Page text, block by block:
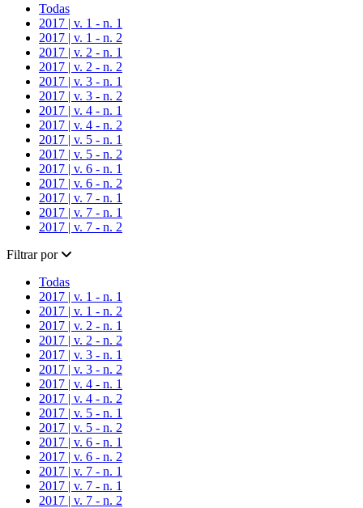
Todas
2017 | v. 1 - n. 1
2017 | v. 1 - n. 2
2017 | v. 2 - n. 1
2017 | v. 2 - n. 2
2017 | v. 3 - n. 1
2017 | v. 3 - n. 2
2017 | v. 4 - n. 1
2017 | v. 4 - n. 2
2017 | v. 5 - n. 1
2017 | v. 5 - n. 2
2017 | v. 6 - n. 1
2017 | v. 6 - n. 2
2017 | v. 7 - n. 1
2017 | v. 7 - n. 1
2017 | v. 7 - n. 2
Filtrar por
Todas
2017 | v. 1 - n. 1
2017 | v. 1 - n. 2
2017 | v. 2 - n. 1
2017 | v. 2 - n. 2
2017 | v. 3 - n. 1
2017 | v. 3 - n. 2
2017 | v. 4 - n. 1
2017 | v. 4 - n. 2
2017 | v. 5 - n. 1
2017 | v. 5 - n. 2
2017 | v. 6 - n. 1
2017 | v. 6 - n. 2
2017 | v. 7 - n. 1
2017 | v. 7 - n. 1
2017 | v. 7 - n. 2